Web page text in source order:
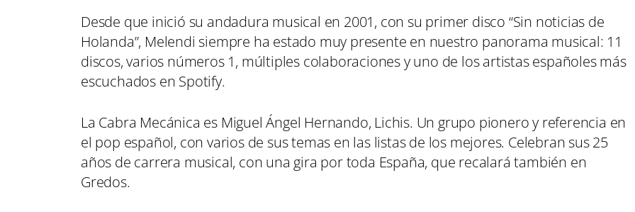
Desde que inició su andadura musical en 2001, con su primer disco “Sin noticias de
Holanda”, Melendi siempre ha estado muy presente en nuestro panorama musical: 11
discos, varios números 1, múltiples colaboraciones y uno de los artistas españoles más
escuchados en Spotify.
La Cabra Mecánica es Miguel Ángel Hernando, Lichis. Un grupo pionero y referencia en
el pop español, con varios de sus temas en las listas de los mejores. Celebran sus 25
años de carrera musical, con una gira por toda España, que recalará también en
Gredos.